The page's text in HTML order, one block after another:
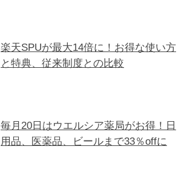
楽天SPUが最大14倍に！お得な使い方
と特典、従来制度との比較
毎月20日はウエルシア薬局がお得！日
用品、医薬品、ビールまで33％offに